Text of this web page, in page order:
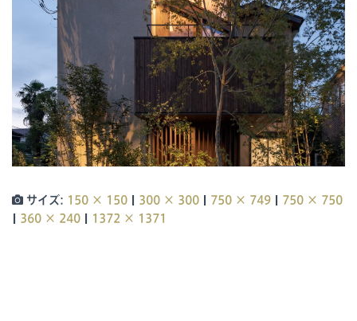
サイズ: 150 × 150 | 300 × 300 | 750 × 749 | 750 × 750
| 360 × 240 | 1372 × 1371